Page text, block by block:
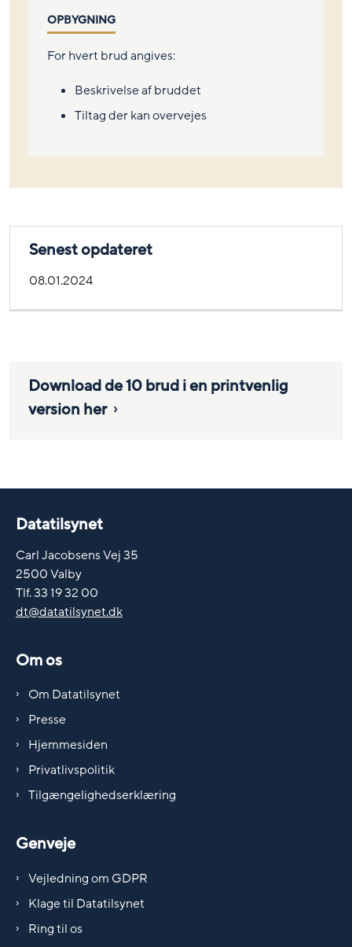
OPBYGNING
For hvert brud angives:
Beskrivelse af bruddet
Tiltag der kan overvejes
Senest opdateret
08.01.2024
Download de 10 brud i en printvenlig
version her
Datatilsynet
Carl Jacobsens Vej 35
2500 Valby
Tlf. 33 19 32 00
dt@datatilsynet.dk
Om os
Om Datatilsynet
Presse
Hjemmesiden
Privatlivspolitik
Tilgængelighedserklæring
Genveje
Vejledning om GDPR
Klage til Datatilsynet
Ring til os